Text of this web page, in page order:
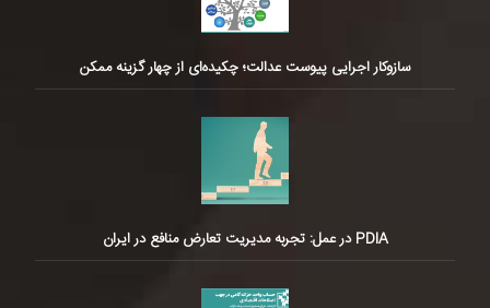
سازوکار اجرایی پیوست عدالت؛ چکیده‌ای از چهار گزینه ممکن
PDIA در عمل: تجربه مدیریت تعارض منافع در ایران